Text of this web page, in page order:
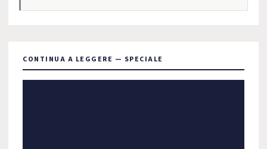
CONTINUA A LEGGERE — SPECIALE